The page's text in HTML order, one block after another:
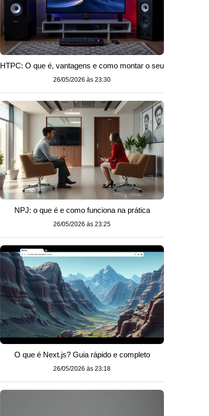
HTPC: O que é, vantagens e como montar o seu
26/05/2026 às 23:30
NPJ: o que é e como funciona na prática
26/05/2026 às 23:25
O que é Next.js? Guia rápido e completo
26/05/2026 às 23:18